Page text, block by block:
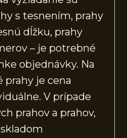
s tesnením, prahy
dĺžku, prahy
– je potrebné
objednávky. Na
prahy je cena
V prípade
prahov a prahov,